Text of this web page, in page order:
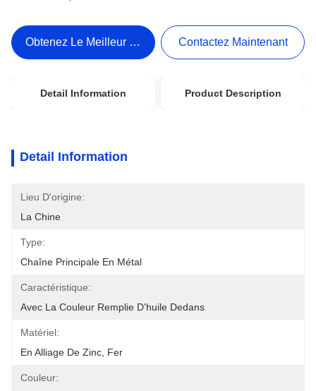
Obtenez Le Meilleur Prix Contactez Maintenant
Detail Information Product Description
Detail Information
Lieu D'origine:
La Chine
Type:
Chaîne Principale En Métal
Caractéristique:
Avec La Couleur Remplie D'huile Dedans
Matériel:
En Alliage De Zinc, Fer
Couleur: